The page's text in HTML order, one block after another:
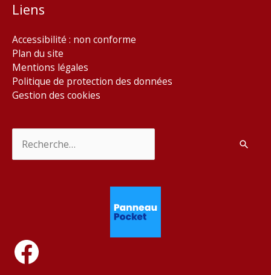
Liens
Accessibilité : non conforme
Plan du site
Mentions légales
Politique de protection des données
Gestion des cookies
Facebook